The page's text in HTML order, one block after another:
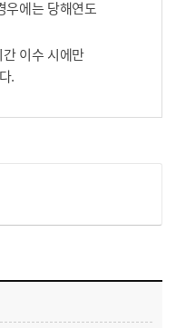
우에는 당해연도
이수 시에만
.